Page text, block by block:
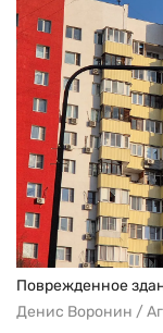
Поврежденное
Денис Воронин /